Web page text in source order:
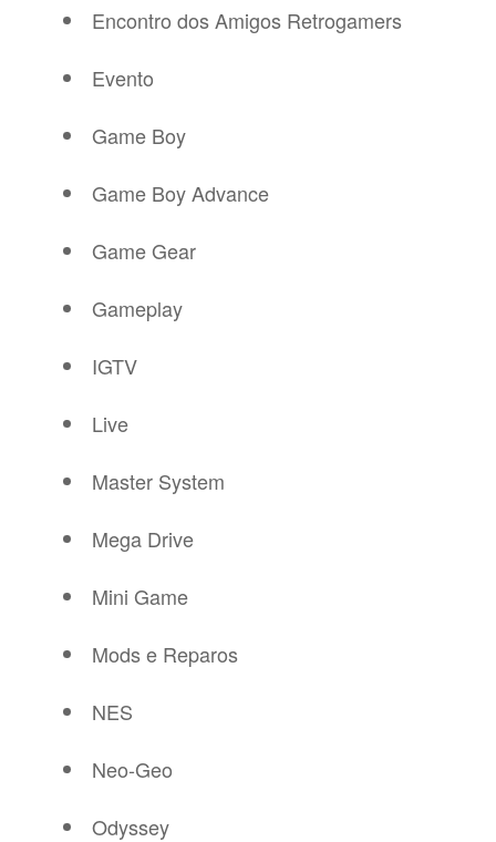
Encontro dos Amigos Retrogamers
Evento
Game Boy
Game Boy Advance
Game Gear
Gameplay
IGTV
Live
Master System
Mega Drive
Mini Game
Mods e Reparos
NES
Neo-Geo
Odyssey